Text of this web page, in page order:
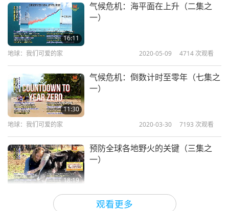
观看更多
16:11
气候危机：海平面在上升（二集之
一）
地球：我们可爱的家 2020-05-09 4714 次观看
11:30
气候危机：倒数计时至零年（七集之
一）
地球：我们可爱的家 2020-03-30 7193 次观看
18:19
预防全球各地野火的关键（三集之
一）
地球：我们可爱的家 2020-03-09